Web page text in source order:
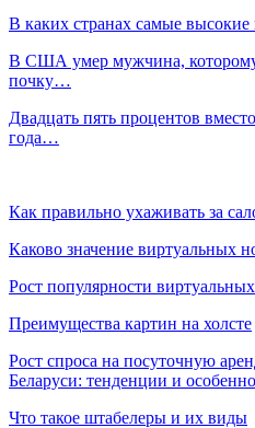
В каких странах самые высокие
В США умер мужчина,
почку…
Двадцать пять процентов
года…
Как правильно ухаживать за
Каково значение виртуальных
Рост популярности
Преимущества картин на холсте
Рост спроса на посуточную
Беларуси: тенденции и
Что такое штабелеры и их виды